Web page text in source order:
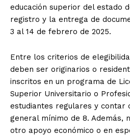
educación superior del estado
registro y la entrega de
3 al 14 de febrero de 2025.
Entre los criterios de
deben ser originarios o
inscritos en un programa de
Superior Universitario o
estudiantes regulares y contar
general mínimo de 8. Además,
otro apoyo económico o en